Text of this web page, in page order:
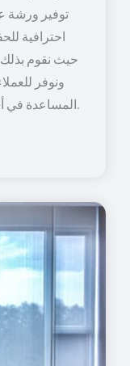
توفير ورشة
احترافية
حيث نقوم
ونوفر
المساعدة في أسرع وقت ممكن من قبل الفنيين لدينا.